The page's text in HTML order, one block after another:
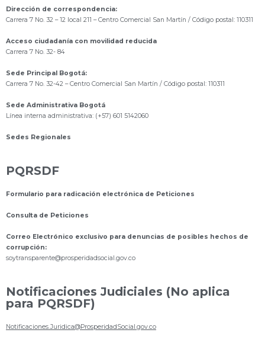
Dirección de correspondencia:
Carrera 7 No. 32 – 12 local 211 – Centro Comercial San Martín / Código postal: 110311
Acceso ciudadanía con movilidad reducida
Carrera 7 No. 32- 84
Sede Principal Bogotá:
Carrera 7 No. 32-42 – Centro Comercial San Martín / Código postal: 110311
Sede Administrativa Bogotá
Línea interna administrativa: (+57) 601 5142060
Sedes Regionales
PQRSDF
Formulario para radicación electrónica de Peticiones
Consulta de Peticiones
Correo Electrónico exclusivo para denuncias de posibles hechos de
corrupción:
soytransparente@prosperidadsocial.gov.co
Notificaciones Judiciales (No aplica
para PQRSDF)
Notificaciones.Juridica@ProsperidadSocial.gov.co